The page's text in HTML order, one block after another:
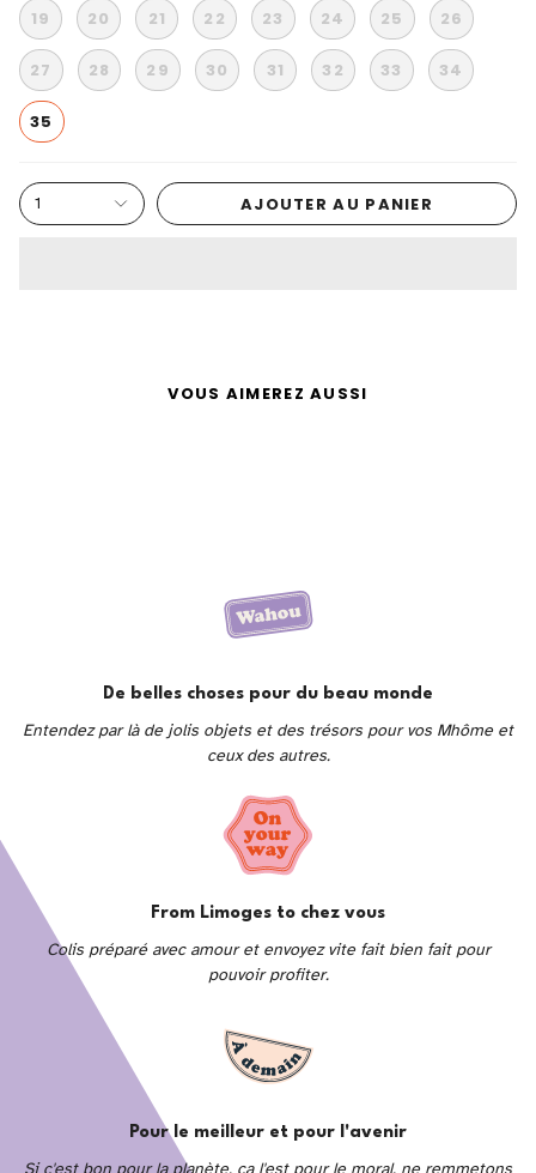
19 20 21 22 23 24 25 26
27 28 29 30 31 32 33 34
35
1 AJOUTER AU PANIER
VOUS AIMEREZ AUSSI
De belles choses pour du beau monde
Entendez par là de jolis objets et des trésors pour vos Mhôme et
ceux des autres.
From Limoges to chez vous
Colis préparé avec amour et envoyez vite fait bien fait pour
pouvoir profiter.
Pour le meilleur et pour l'avenir